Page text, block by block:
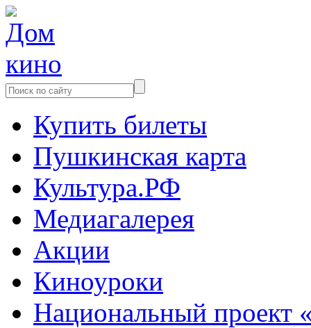
Купить билеты
Пушкинская карта
Культура.РФ
Медиагалерея
Акции
Киноуроки
Национальный проект